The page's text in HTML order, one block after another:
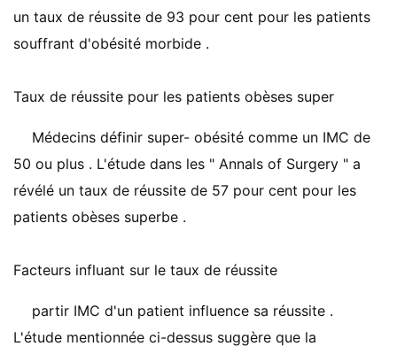
un taux de réussite de 93 pour cent pour les patients
souffrant d'obésité morbide .
Taux de réussite pour les patients obèses super
Médecins définir super- obésité comme un IMC de
50 ou plus . L'étude dans les " Annals of Surgery " a
révélé un taux de réussite de 57 pour cent pour les
patients obèses superbe .
Facteurs influant sur le taux de réussite
partir IMC d'un patient influence sa réussite .
L'étude mentionnée ci-dessus suggère que la